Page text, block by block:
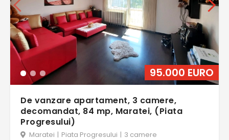
95.000 EURO
De vanzare apartament, 3 camere,
decomandat, 84 mp, Maratei, (Piata
Progresului)
Maratei | Piata Progresului | 3 camere